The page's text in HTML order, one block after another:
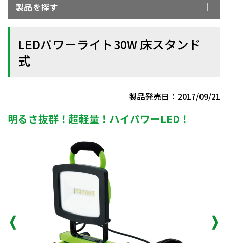
製品を探す
LEDパワーライト30W 床スタンド
式
製品発売日：2017/09/21
明るさ抜群！超軽量！ハイパワーLED！